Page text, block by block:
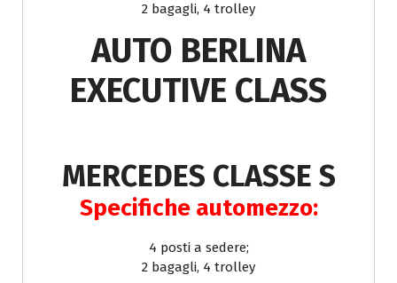
2 bagagli, 4 trolley
AUTO BERLINA
EXECUTIVE CLASS
MERCEDES CLASSE S
Specifiche automezzo:
4 posti a sedere;
2 bagagli, 4 trolley